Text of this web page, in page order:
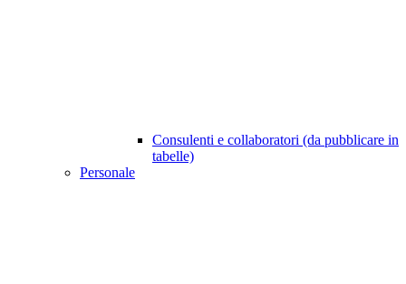
Consulenti e collaboratori (da pubblicare in
tabelle)
Personale